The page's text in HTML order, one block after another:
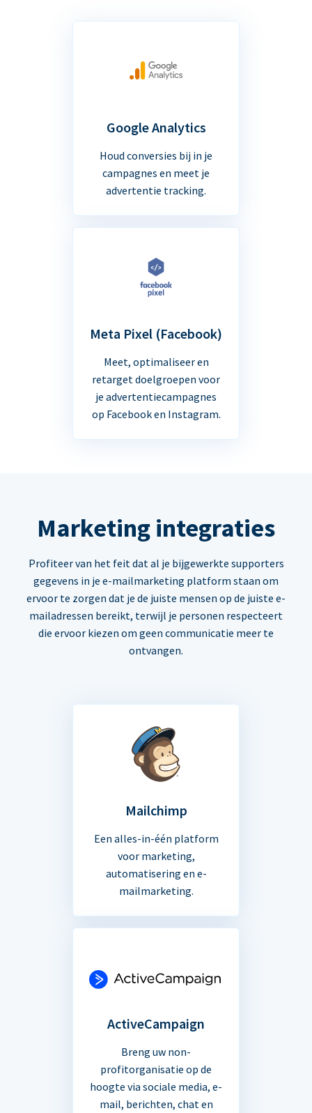
Google Analytics
Houd conversies bij in je
campagnes en meet je
advertentie tracking.
Meta Pixel (Facebook)
Meet, optimaliseer en
retarget doelgroepen voor
je advertentiecampagnes
op Facebook en Instagram.
Marketing integraties
Profiteer van het feit dat al je bijgewerkte supporters
gegevens in je e-mailmarketing platform staan om
ervoor te zorgen dat je de juiste mensen op de juiste e-
mailadressen bereikt, terwijl je personen respecteert
die ervoor kiezen om geen communicatie meer te
ontvangen.
Mailchimp
Een alles-in-één platform
voor marketing,
automatisering en e-
mailmarketing.
ActiveCampaign
Breng uw non-
profitorganisatie op de
hoogte via sociale media, e-
mail, berichten, chat en